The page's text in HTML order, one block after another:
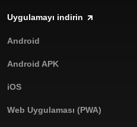
Uygulamayı indirin
Android
Android APK
iOS
Web Uygulaması (PWA)